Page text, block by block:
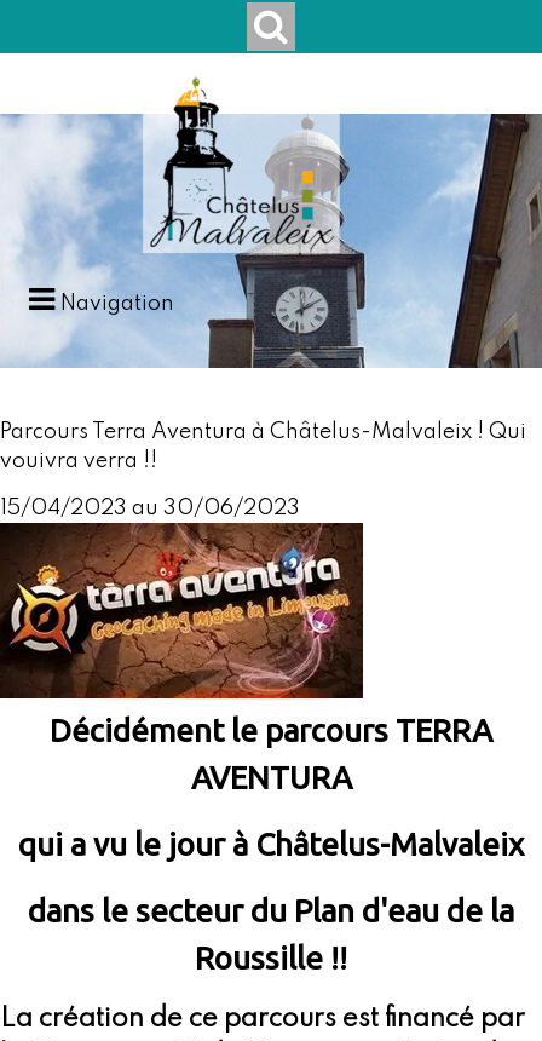
Navigation
Parcours Terra Aventura à Châtelus-Malvaleix ! Qui
vouivra verra !!
15/04/2023 au 30/06/2023
Décidément le parcours TERRA
AVENTURA
qui a vu le jour à Châtelus-Malvaleix
dans le secteur du Plan d'eau de la
Roussille !!
La création de ce parcours est financé par